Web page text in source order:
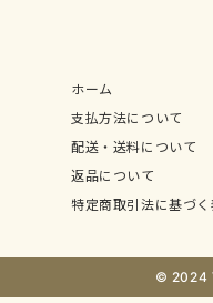
ホーム
支払方法について
配送・送料について
返品について
特定商取引法に基づ
© 2024